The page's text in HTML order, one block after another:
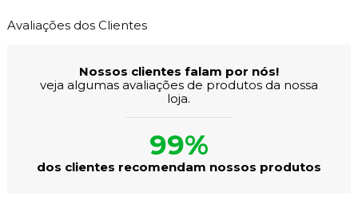
Avaliações dos Clientes
Nossos clientes falam por nós!
veja algumas avaliações de produtos da nossa
loja.
99%
dos clientes recomendam nossos produtos